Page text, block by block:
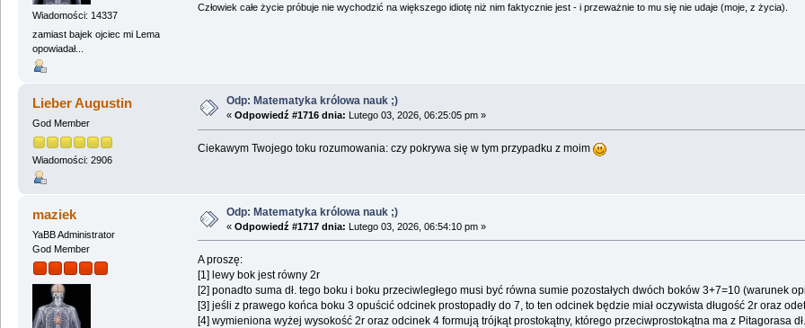
Wiadomości: 14337
zamiast bajek ojciec mi Lema
opowiadał...
Człowiek całe życie próbuje nie wychodzić na większego idiotę niż nim faktycznie jest - i przeważnie to mu się nie udaje (moje, z życia).
Lieber Augustin
God Member
Wiadomości: 2906
Odp: Matematyka królowa nauk ;)
« Odpowiedź #1716 dnia: Lutego 03, 2026, 06:25:05 pm »
Ciekawym Twojego toku rozumowania: czy pokrywa się w tym przypadku z moim
maziek
YaBB Administrator
God Member
Odp: Matematyka królowa nauk ;)
« Odpowiedź #1717 dnia: Lutego 03, 2026, 06:54:10 pm »
A proszę:
[1] lewy bok jest równy 2r
[2] ponadto suma dł. tego boku i boku przeciwległego musi być równa sumie pozostałych dwóch boków 3+7=10 (warunek
[3] jeśli z prawego końca boku 3 opuścić odcinek prostopadły do 7, to ten odcinek będzie miał oczywista długość 2r oraz
[4] wymieniona wyżej wysokość 2r oraz odcinek 4 formują trójkąt prostokątny, którego przeciwprostokątna ma z Pitagorasa